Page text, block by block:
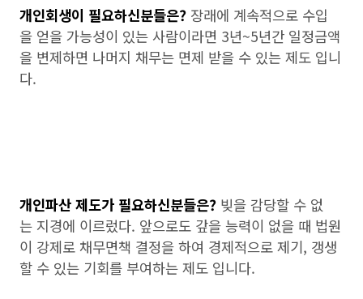
개인회생이 필요하신분들은? 장래에 계속적으로 수입
을 얻을 가능성이 있는 사람이라면 3년~5년간 일정금액
을 변제하면 나머지 채무는 면제 받을 수 있는 제도 입니
다.
개인파산 제도가 필요하신분들은? 빚을 감당할 수 없
는 지경에 이르렀다. 앞으로도 갚을 능력이 없을 때 법원
이 강제로 채무면책 결정을 하여 경제적으로 제기, 갱생
할 수 있는 기회를 부여하는 제도 입니다.